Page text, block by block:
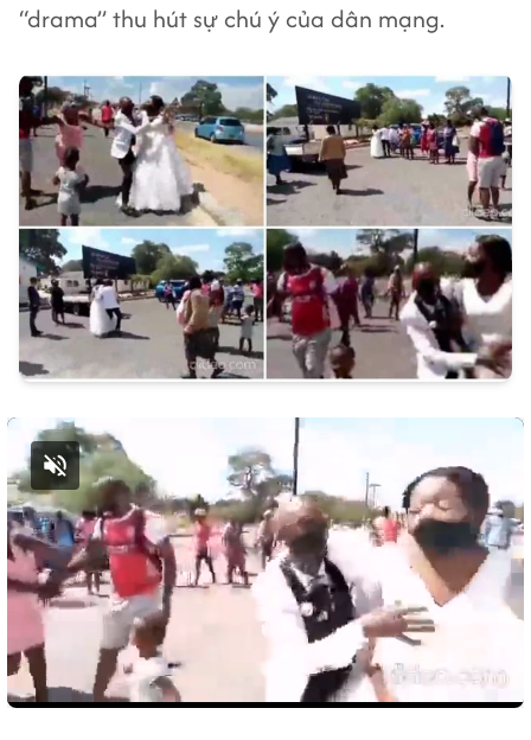
“drama” thu hút sự chú ý của dân mạng.
Bật tiếng